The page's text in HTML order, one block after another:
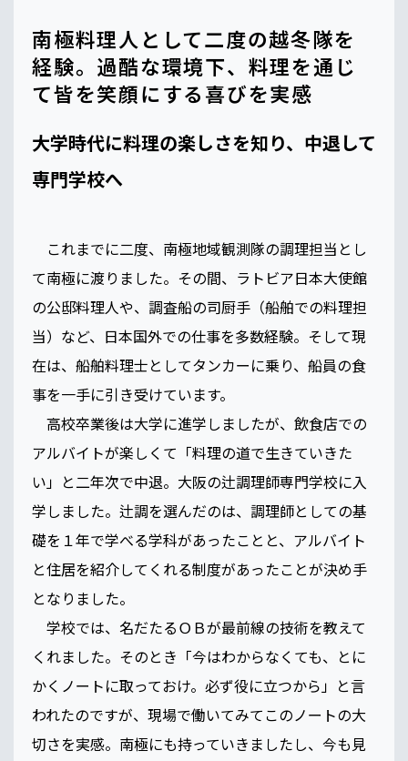
南極料理人として二度の越冬隊を
経験。過酷な環境下、料理を通じ
て皆を笑顔にする喜びを実感
大学時代に料理の楽しさを知り、中退して
専門学校へ
これまでに二度、南極地域観測隊の調理担当とし
て南極に渡りました。その間、ラトビア日本大使館
の公邸料理人や、調査船の司厨手（船舶での料理担
当）など、日本国外での仕事を多数経験。そして現
在は、船舶料理士としてタンカーに乗り、船員の食
事を一手に引き受けています。
高校卒業後は大学に進学しましたが、飲食店での
アルバイトが楽しくて「料理の道で生きていきた
い」と二年次で中退。大阪の辻調理師専門学校に入
学しました。辻調を選んだのは、調理師としての基
礎を１年で学べる学科があったことと、アルバイト
と住居を紹介してくれる制度があったことが決め手
となりました。
学校では、名だたるＯＢが最前線の技術を教えて
くれました。そのとき「今はわからなくても、とに
かくノートに取っておけ。必ず役に立つから」と言
われたのですが、現場で働いてみてこのノートの大
切さを実感。南極にも持っていきましたし、今も見